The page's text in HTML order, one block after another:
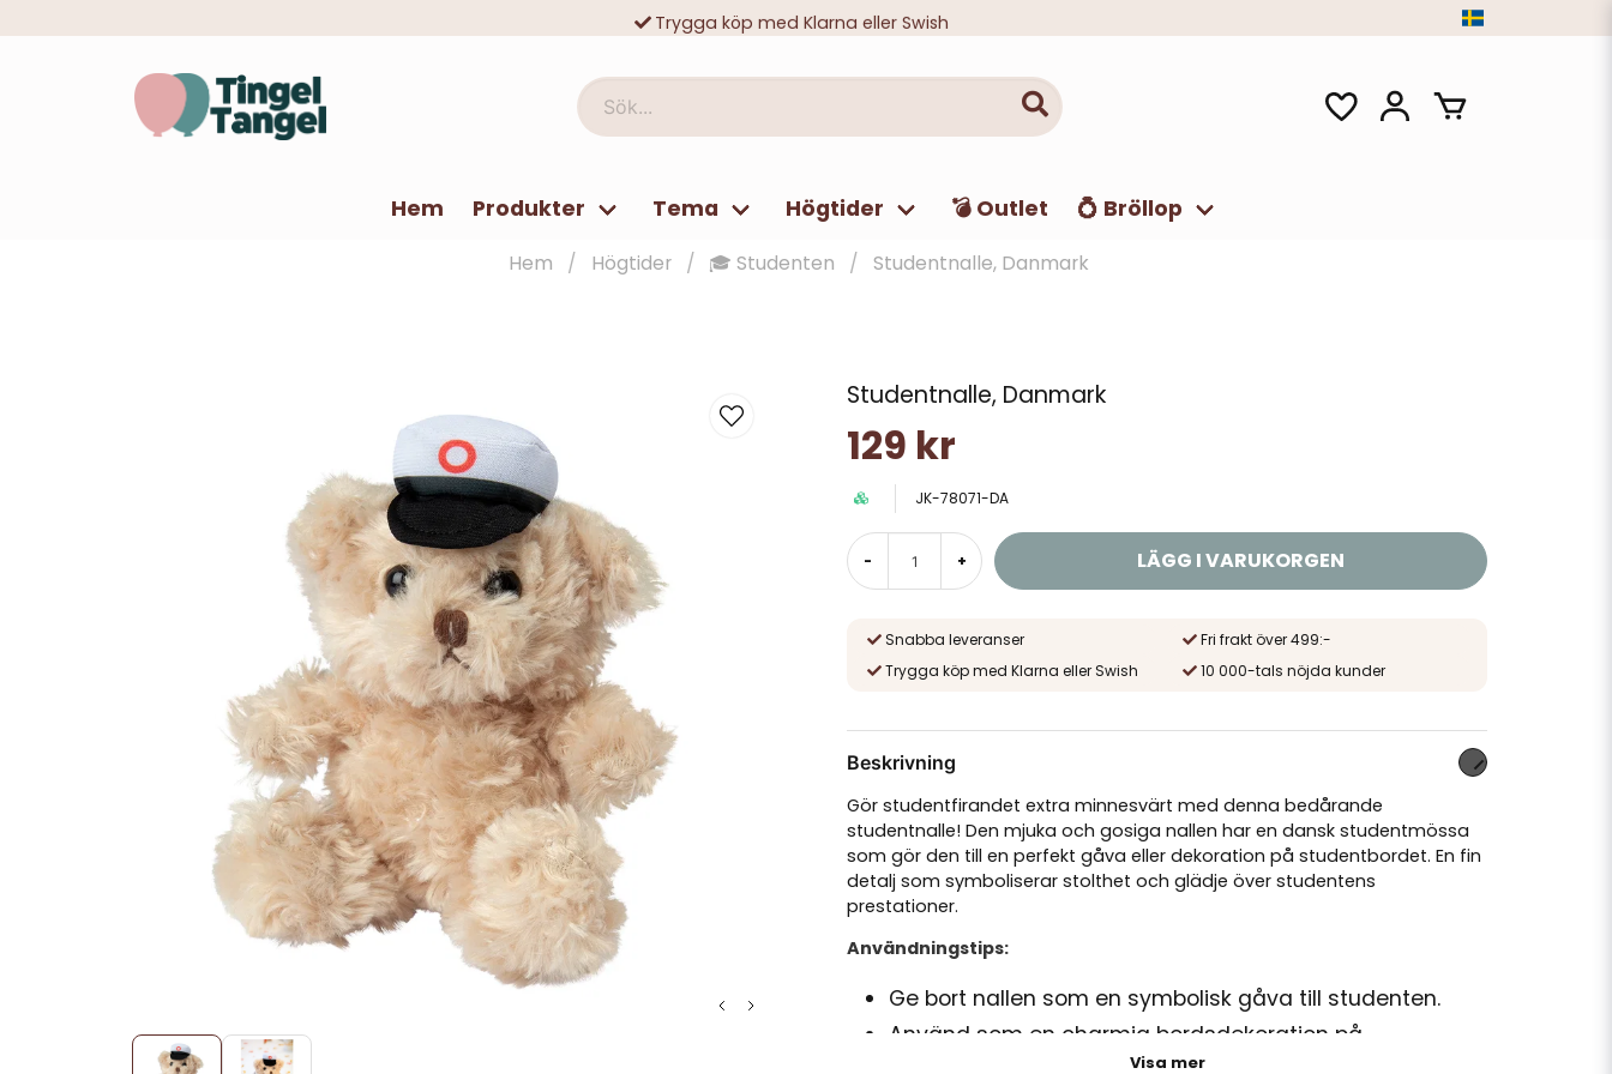
Trygga köp med Klarna eller Swish
Sök...
Hem Produkter Tema Högtider 💣 Outlet 💍 Bröllop
Hem Högtider 🎓 Studenten Studentnalle, Danmark
Studentnalle, Danmark
129 kr
JK-78071-DA
- + LÄGG I VARUKORGEN
Snabba leveranser
Fri frakt över 499:-
Trygga köp med Klarna eller Swish
10 000-tals nöjda kunder
Beskrivning
Gör studentfirandet extra minnesvärt med denna bedårande
studentnalle! Den mjuka och gosiga nallen har en dansk studentmössa
som gör den till en perfekt gåva eller dekoration på studentbordet. En fin
detalj som symboliserar stolthet och glädje över studentens
prestationer.
Användningstips:
Ge bort nallen som en symbolisk gåva till studenten.
Använd som en charmig bordsdekoration på
Visa mer